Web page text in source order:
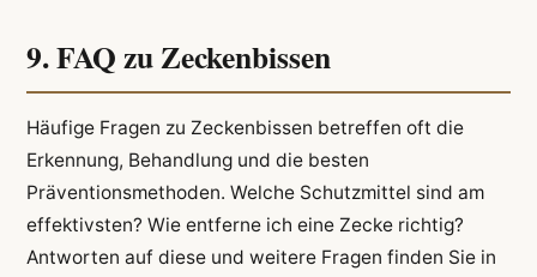
9. FAQ zu Zeckenbissen
Häufige Fragen zu Zeckenbissen betreffen oft die
Erkennung, Behandlung und die besten
Präventionsmethoden. Welche Schutzmittel sind am
effektivsten? Wie entferne ich eine Zecke richtig?
Antworten auf diese und weitere Fragen finden Sie in